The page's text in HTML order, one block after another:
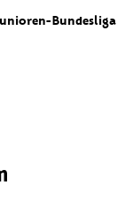
Bundesliga